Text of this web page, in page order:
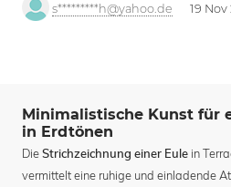
s*********h@yahoo.de 19 Nov
Minimalistische Kunst für
in Erdtönen
Die Strichzeichnung einer Eule in
vermittelt eine ruhige und einladende